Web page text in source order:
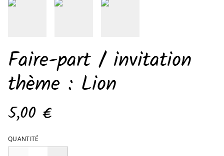
Faire-part / invitation
thème : Lion
5,00 €
QUANTITÉ